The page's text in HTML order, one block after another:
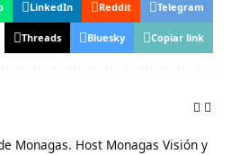
LinkedIn Reddit Telegram
Threads Bluesky Copiar link
Monagas. Host Monagas Visión y